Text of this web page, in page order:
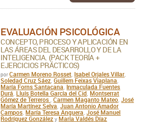
EVALUACIÓN PSICOLÓGICA
CONCEPTO, PROCESO Y APLICACIÓN EN
LAS ÁREAS DEL DESARROLLO Y DE LA
INTELIGENCIA. (PACK TEORÍA +
EJERCICIOS PRÁCTICOS)
porCarmen Moreno Rosset Isabel Orjales Villar
Soledad Cruz Sáez ,Guillem Feixas Viaplana
María Forns Santacana Inmaculada Fuentes
Durá Lluís Botella García del Cid Montserrat
Gómez de Terreros ,Carmen Maganto Mateo José
María Martínez Selva Juan Antonio Amador
Campos María Teresa Anguera José Manuel
Rodríguez González y María Valdés Díaz